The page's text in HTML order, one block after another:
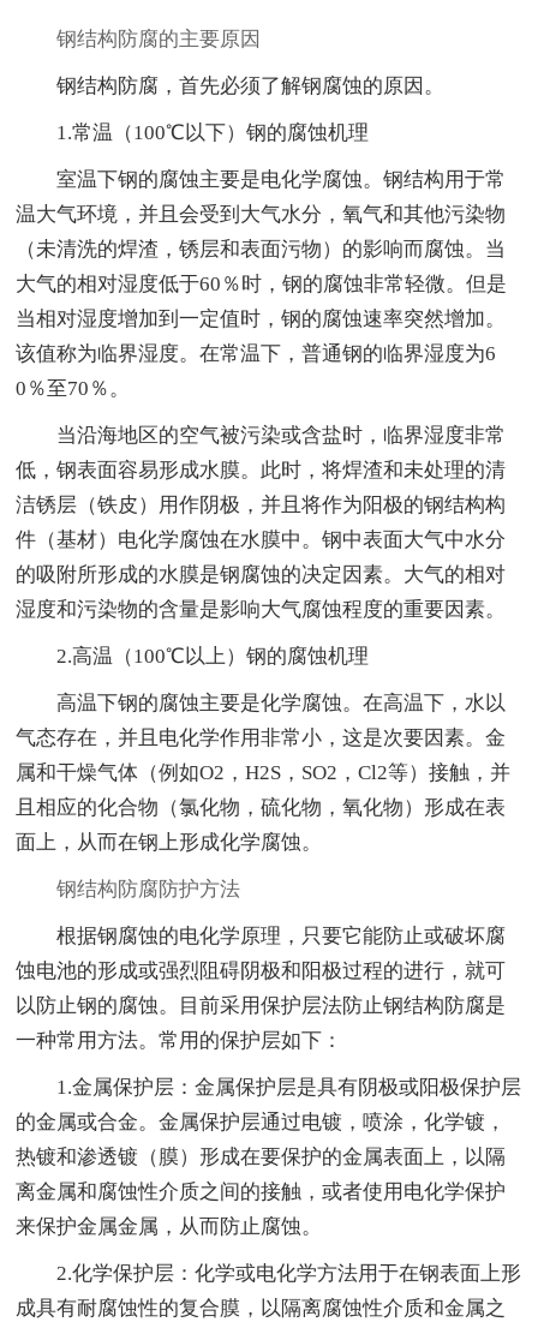
钢结构防腐的主要原因
钢结构防腐，首先必须了解钢腐蚀的原因。
1.常温（100℃以下）钢的腐蚀机理
室温下钢的腐蚀主要是电化学腐蚀。钢结构用于常
温大气环境，并且会受到大气水分，氧气和其他污染物
（未清洗的焊渣，锈层和表面污物）的影响而腐蚀。当
大气的相对湿度低于60％时，钢的腐蚀非常轻微。但是
当相对湿度增加到一定值时，钢的腐蚀速率突然增加。
该值称为临界湿度。在常温下，普通钢的临界湿度为6
0％至70％。
当沿海地区的空气被污染或含盐时，临界湿度非常
低，钢表面容易形成水膜。此时，将焊渣和未处理的清
洁锈层（铁皮）用作阴极，并且将作为阳极的钢结构构
件（基材）电化学腐蚀在水膜中。钢中表面大气中水分
的吸附所形成的水膜是钢腐蚀的决定因素。大气的相对
湿度和污染物的含量是影响大气腐蚀程度的重要因素。
2.高温（100℃以上）钢的腐蚀机理
高温下钢的腐蚀主要是化学腐蚀。在高温下，水以
气态存在，并且电化学作用非常小，这是次要因素。金
属和干燥气体（例如O2，H2S，SO2，Cl2等）接触，并
且相应的化合物（氯化物，硫化物，氧化物）形成在表
面上，从而在钢上形成化学腐蚀。
钢结构防腐防护方法
根据钢腐蚀的电化学原理，只要它能防止或破坏腐
蚀电池的形成或强烈阻碍阴极和阳极过程的进行，就可
以防止钢的腐蚀。目前采用保护层法防止钢结构防腐是
一种常用方法。常用的保护层如下：
1.金属保护层：金属保护层是具有阴极或阳极保护层
的金属或合金。金属保护层通过电镀，喷涂，化学镀，
热镀和渗透镀（膜）形成在要保护的金属表面上，以隔
离金属和腐蚀性介质之间的接触，或者使用电化学保护
来保护金属金属，从而防止腐蚀。
2.化学保护层：化学或电化学方法用于在钢表面上形
成具有耐腐蚀性的复合膜，以隔离腐蚀性介质和金属之